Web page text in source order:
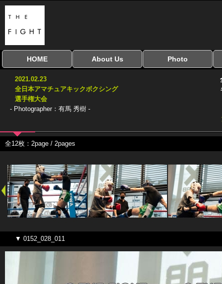
HOME
全興行を表示
ナイスミドル
アマチュアキック
協議会
全日本学生キック
建武館キッズ大会
Bigbang
おやじファイト
About Us Photo
2021.02.23
全日本アマチュアキックボクシング
選手権大会
- Photographer：有馬 秀樹 -
全12枚：2page / 2pages
▼ 0152_028_011